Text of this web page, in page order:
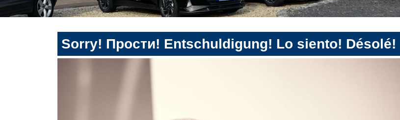
Sorry! Прости! Entschuldigung! Lo siento! Désolé!